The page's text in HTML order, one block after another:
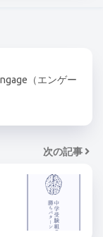
（エンゲー
次の記事